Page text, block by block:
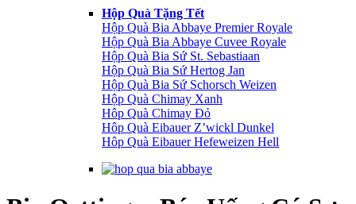
Hộp Quà Tặng Tết
Hộp Quà Bia Abbaye Premier Royale
Hộp Quà Bia Abbaye Cuvee Royale
Hộp Quà Bia Sứ St. Sebastiaan
Hộp Quà Bia Sứ Hertog Jan
Hộp Quà Bia Sứ Schorsch Weizen
Hộp Quà Chimay Xanh
Hôp Quà Chimay Đỏ
Hôp Quà Eibauer Z’wickl Dunkel
Hôp Quà Eibauer Hefeweizen Hell